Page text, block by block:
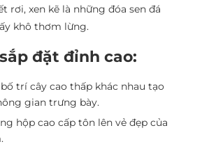
rơi, xen kẽ là những đóa sen đá
khô thơm lừng.
đặt đỉnh cao:
trí cây cao thấp khác nhau tạo
gian trưng bày.
hộp cao cấp tôn lên vẻ đẹp của